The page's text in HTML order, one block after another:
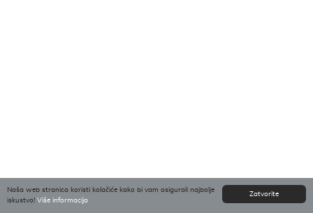
Zatvorite
Naša web stranica koristi kolačiće kako bi vam osigurali najbolje
iskustvo! Više informacija